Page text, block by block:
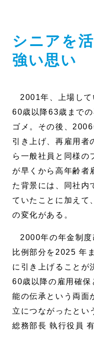
シニアを
強い思い
2001年、上場し
60歳以降63歳まで
ゴメ。その後、
引き上げ、再雇用者
ら一般社員と同様の
が早くから高年齢者
た背景には、同社内
ていたことに加えて
の変化がある。
2000年の年金制
比例部分を2025 年
に引き上げることが
60歳以降の雇用確保
能の伝承という両面
立につながったとい
総務部長 執行役員